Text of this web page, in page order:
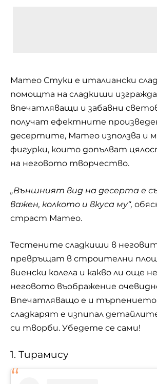
Матео Стуки е италиански
помощта на сладкиши
впечатляващи и забавни
получат ефектните
десертите, Матео използва и
фигурки, които допълват
на неговото творчество.
„Външният вид на десерта е
важен, колкото и вкуса му“,
страст Матео.
Тестените сладкиши в
превръщат в строителни
виенски колела и какво ли още
неговото въображение
Впечатляващо е и
сладкарят е изпипал
си творби. Убедете се сами!
1. Тирамису